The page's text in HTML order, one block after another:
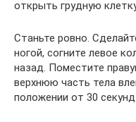
открыть грудную
Станьте ровно.
ногой, согните левое
назад. Поместите
верхнюю часть тела
положении от 30